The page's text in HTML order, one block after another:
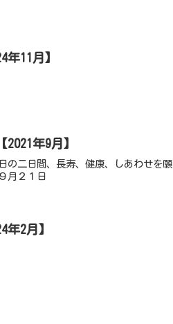
年11月】
年9月】
の二日間、長寿、健康、しあわせを
月２１日
年2月】